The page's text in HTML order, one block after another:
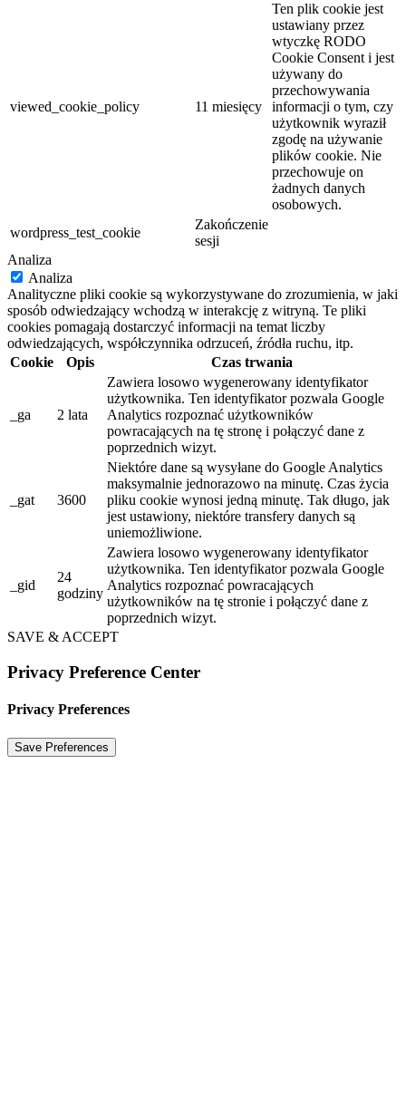
viewed_cookie_policy 11 miesięcy
Ten plik cookie jest
ustawiany przez
wtyczkę RODO
Cookie Consent i jest
używany do
przechowywania
informacji o tym, czy
użytkownik wyraził
zgodę na używanie
plików cookie. Nie
przechowuje on
żadnych danych
osobowych.
wordpress_test_cookie
Zakończenie
sesji
Analiza
Analiza
Analityczne pliki cookie są wykorzystywane do zrozumienia, w jaki
sposób odwiedzający wchodzą w interakcję z witryną. Te pliki
cookies pomagają dostarczyć informacji na temat liczby
odwiedzających, współczynnika odrzuceń, źródła ruchu, itp.
Cookie
Opis Czas trwania
_ga 2 lata
Zawiera losowo wygenerowany identyfikator
użytkownika. Ten identyfikator pozwala Google
Analytics rozpoznać użytkowników
powracających na tę stronę i połączyć dane z
poprzednich wizyt.
_gat 3600
Niektóre dane są wysyłane do Google Analytics
maksymalnie jednorazowo na minutę. Czas życia
pliku cookie wynosi jedną minutę. Tak długo, jak
jest ustawiony, niektóre transfery danych są
uniemożliwione.
_gid
24
godziny
Zawiera losowo wygenerowany identyfikator
użytkownika. Ten identyfikator pozwala Google
Analytics rozpoznać powracających
użytkowników na tę stronie i połączyć dane z
poprzednich wizyt.
SAVE & ACCEPT
Privacy Preference Center
Privacy Preferences